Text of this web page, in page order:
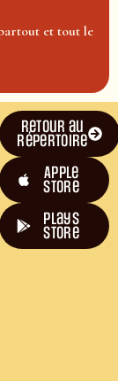
et tout le
Retour au
répertoire
Apple
Store
plays
store